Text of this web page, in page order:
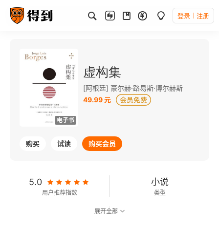
登录 注册
电子书
虚构集
[阿根廷] 豪尔赫·路易斯·博尔赫斯
49.99 元
购买 试读 购买会员
5.0
用户推荐指数
小说
类型
展开全部